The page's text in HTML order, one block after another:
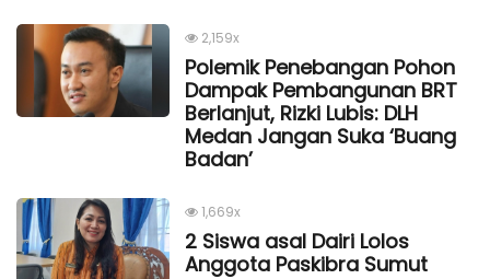
2,159x
Polemik Penebangan Pohon
Dampak Pembangunan BRT
Berlanjut, Rizki Lubis: DLH
Medan Jangan Suka ‘Buang
Badan’
1,669x
2 Siswa asal Dairi Lolos
Anggota Paskibra Sumut